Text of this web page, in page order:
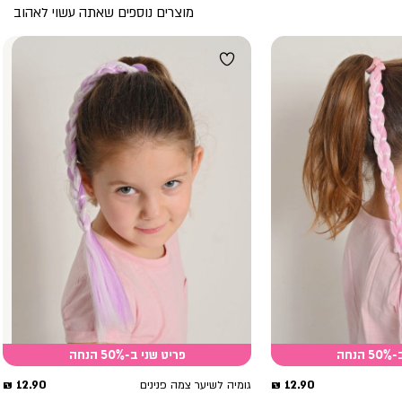
מוצרים נוספים שאתה עשוי לאהוב
מחיר
12.90 ₪
פריט שני ב-50% הנחה
גומיה לשיער צמה פנינים
מחיר
12.90 ₪